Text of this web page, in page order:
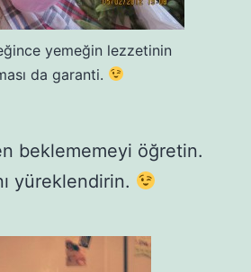
yemeğin lezzetinin
da garanti.
beklememeyi öğretin.
yüreklendirin.